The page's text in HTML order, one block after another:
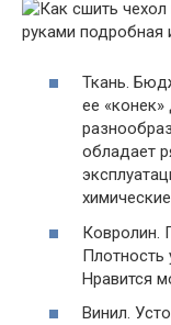
Ткань.
ее
обладает
Ковролин.
Плотность
Нравится
Винил.